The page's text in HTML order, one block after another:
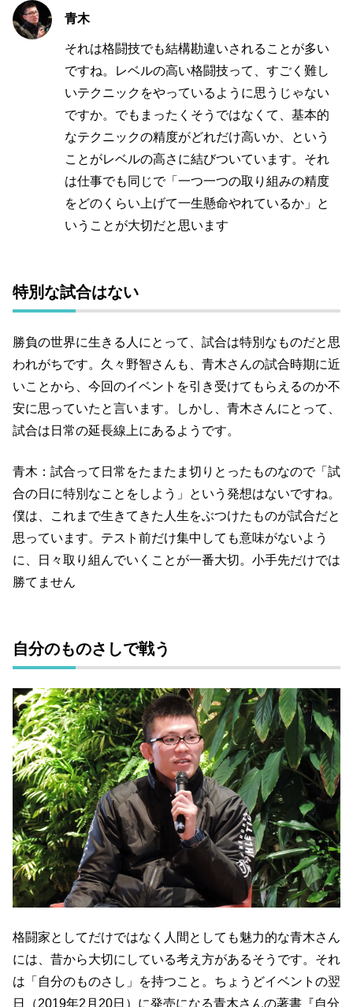
青木
それは格闘技でも結構勘違いされることが多い
ですね。レベルの高い格闘技って、すごく難し
いテクニックをやっているように思うじゃない
ですか。でもまったくそうではなくて、基本的
なテクニックの精度がどれだけ高いか、という
ことがレベルの高さに結びついています。それ
は仕事でも同じで「一つ一つの取り組みの精度
をどのくらい上げて一生懸命やれているか」と
いうことが大切だと思います
特別な試合はない
勝負の世界に生きる人にとって、試合は特別なものだと思
われがちです。久々野智さんも、青木さんの試合時期に近
いことから、今回のイベントを引き受けてもらえるのか不
安に思っていたと言います。しかし、青木さんにとって、
試合は日常の延長線上にあるようです。
青木：試合って日常をたまたま切りとったものなので「試
合の日に特別なことをしよう」という発想はないですね。
僕は、これまで生きてきた人生をぶつけたものが試合だと
思っています。テスト前だけ集中しても意味がないよう
に、日々取り組んでいくことが一番大切。小手先だけでは
勝てません
自分のものさしで戦う
格闘家としてだけではなく人間としても魅力的な青木さん
には、昔から大切にしている考え方があるそうです。それ
は「自分のものさし」を持つこと。ちょうどイベントの翌
日（2019年2月20日）に発売になる青木さんの著書『自分